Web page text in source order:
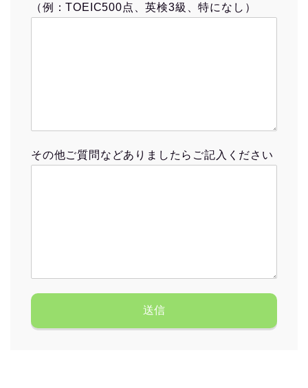
（例：TOEIC500点、英検3級、特になし）
その他ご質問などありましたらご記入ください